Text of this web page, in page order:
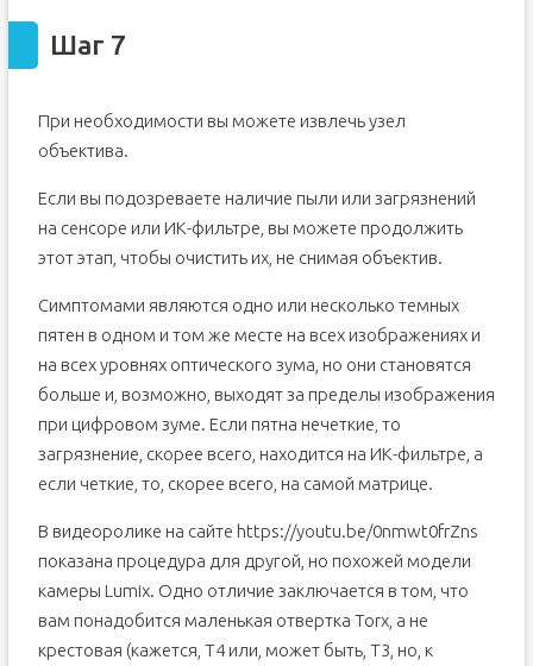
Шаг 7
При необходимости вы можете извлечь узел
объектива.
Если вы подозреваете наличие пыли или загрязнений
на сенсоре или ИК-фильтре, вы можете продолжить
этот этап, чтобы очистить их, не снимая объектив.
Симптомами являются одно или несколько темных
пятен в одном и том же месте на всех изображениях и
на всех уровнях оптического зума, но они становятся
больше и, возможно, выходят за пределы изображения
при цифровом зуме. Если пятна нечеткие, то
загрязнение, скорее всего, находится на ИК-фильтре, а
если четкие, то, скорее всего, на самой матрице.
В видеоролике на сайте https://youtu.be/0nmwt0frZns
показана процедура для другой, но похожей модели
камеры Lumix. Одно отличие заключается в том, что
вам понадобится маленькая отвертка Torx, а не
крестовая (кажется, T4 или, может быть, T3, но, к